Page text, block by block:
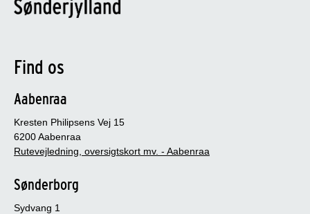
Find os
Aabenraa
Kresten Philipsens Vej 15
6200 Aabenraa
Rutevejledning, oversigtskort mv. - Aabenraa
Sønderborg
Sydvang 1